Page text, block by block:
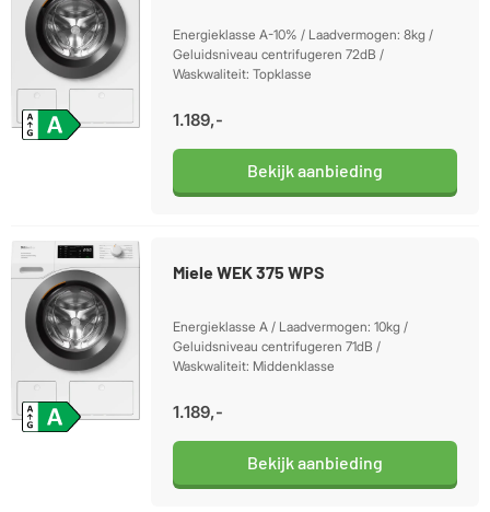
Energieklasse A-10% / Laadvermogen: 8kg /
Geluidsniveau centrifugeren 72dB /
Waskwaliteit: Topklasse
1.189,-
Bekijk aanbieding
Miele WEK 375 WPS
Energieklasse A / Laadvermogen: 10kg /
Geluidsniveau centrifugeren 71dB /
Waskwaliteit: Middenklasse
1.189,-
Bekijk aanbieding